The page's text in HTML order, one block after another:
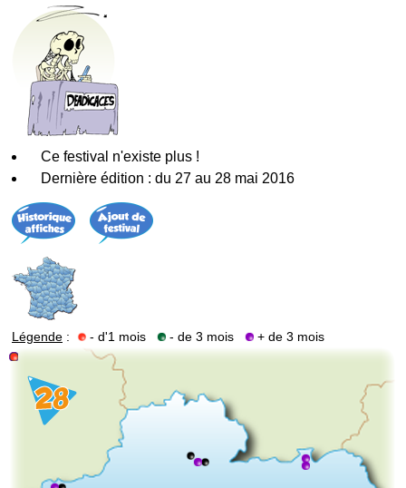
Ce festival n'existe plus !
Dernière édition : du 27 au 28 mai 2016
Légende : - d'1 mois - de 3 mois + de 3 mois